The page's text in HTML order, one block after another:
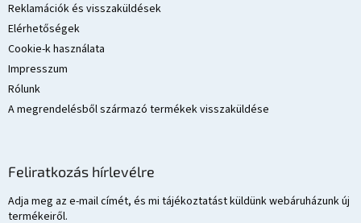
Reklamációk és visszaküldések
Elérhetőségek
Cookie-k használata
Impresszum
Rólunk
A megrendelésből származó termékek visszaküldése
Feliratkozás hírlevélre
Adja meg az e-mail címét, és mi tájékoztatást küldünk webáruházunk új
termékeiről.